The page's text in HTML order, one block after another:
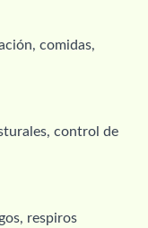
comidas,
control de
respiros